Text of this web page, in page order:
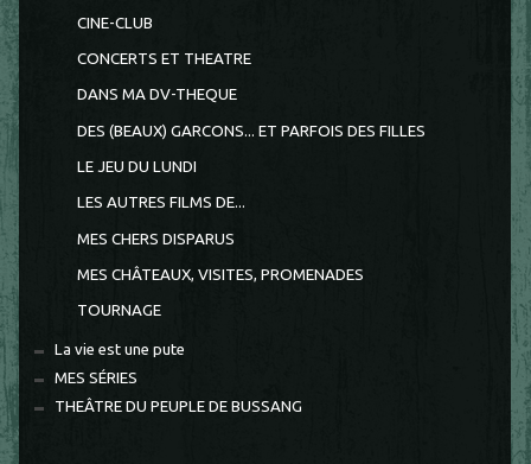
CINE-CLUB
CONCERTS ET THEATRE
DANS MA DV-THEQUE
DES (BEAUX) GARCONS... ET PARFOIS DES FILLES
LE JEU DU LUNDI
LES AUTRES FILMS DE...
MES CHERS DISPARUS
MES CHÂTEAUX, VISITES, PROMENADES
TOURNAGE
La vie est une pute
MES SÉRIES
THEÂTRE DU PEUPLE DE BUSSANG